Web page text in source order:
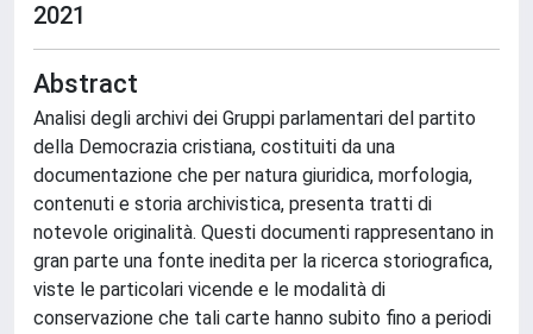
2021
Abstract
Analisi degli archivi dei Gruppi parlamentari del partito
della Democrazia cristiana, costituiti da una
documentazione che per natura giuridica, morfologia,
contenuti e storia archivistica, presenta tratti di
notevole originalità. Questi documenti rappresentano in
gran parte una fonte inedita per la ricerca storiografica,
viste le particolari vicende e le modalità di
conservazione che tali carte hanno subito fino a periodi